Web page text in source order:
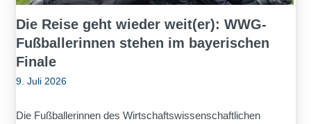
Die Reise geht wieder weit(er): WWG-
Fußballerinnen stehen im bayerischen
Finale
9. Juli 2026
Die Fußballerinnen des Wirtschaftswissenschaftlichen